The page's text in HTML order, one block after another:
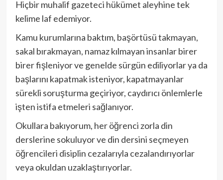
Hiçbir muhalif gazeteci hükümet aleyhine tek
kelime laf edemiyor.
Kamu kurumlarına baktım, başörtüsü takmayan,
sakal bırakmayan, namaz kılmayan insanlar birer
birer fişleniyor ve genelde sürgün ediliyorlar ya da
başlarını kapatmak isteniyor, kapatmayanlar
sürekli soruşturma geçiriyor, caydırıcı önlemlerle
işten istifa etmeleri sağlanıyor.
Okullara bakıyorum, her öğrenci zorla din
derslerine sokuluyor ve din dersini seçmeyen
öğrencileri disiplin cezalarıyla cezalandırıyorlar
veya okuldan uzaklaştırıyorlar.